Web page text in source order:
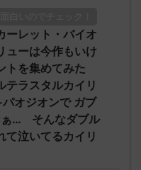
エクスレ
助かる 名
しさん、君に
NwUu)
2023/06/
え忘れたガ
しさん0624
決めた！ (ﾜ
ーレット・バイオ
ューは今作もいけ
トを集めてみた
ラスタルカイリ
オジオンで ガブ
ぁ… そんなダブル
て泣いてるカイリ